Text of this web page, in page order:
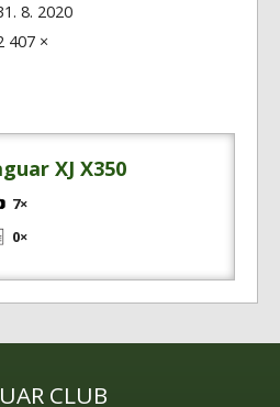
8. 2020
407 ×
XJ X350
7×
0×
CLUB